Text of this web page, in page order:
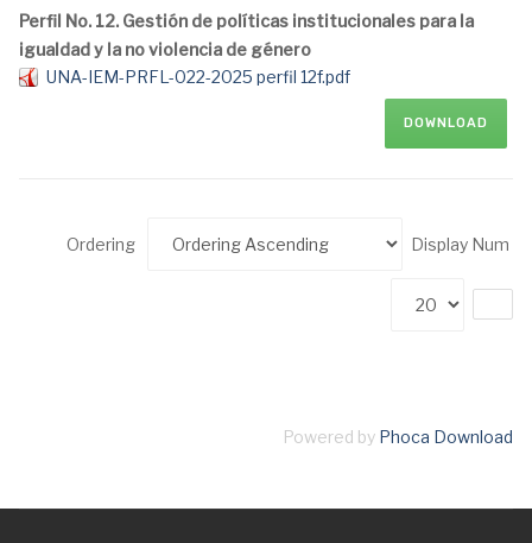
Perfil No. 12. Gestión de políticas institucionales para la
igualdad y la no violencia de género
UNA-IEM-PRFL-022-2025 perfil 12f.pdf
DOWNLOAD
Ordering Display Num
Powered by Phoca Download